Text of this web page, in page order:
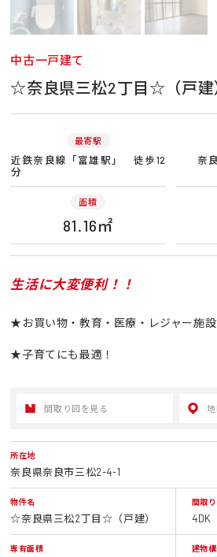
中古一戸建て
☆奈良県三松2丁目☆（戸建
最寄駅
近鉄奈良線「富雄駅」 徒歩12
分
奈
面積
81.16㎡
生活に大変便利！！
★お買い物・教育・医療・レジャー施設
★子育てにも最適！
間取り図を見る 地
所在地
奈良県奈良市三松2-4-1
物件名
☆奈良県三松2丁目☆（戸建）
間取り
4DK
専有面積 建物